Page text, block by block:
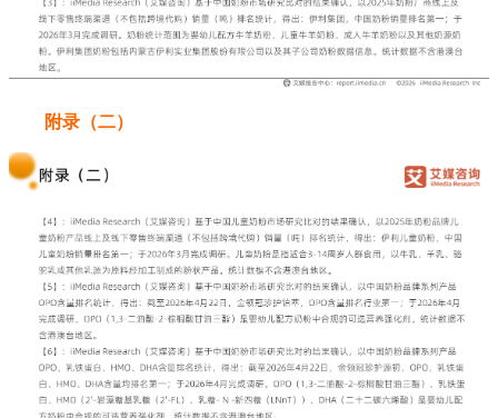
附录（二）